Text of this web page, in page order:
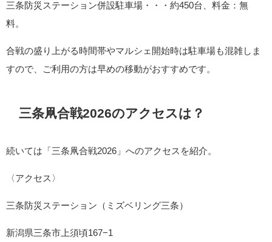
三条防災ステーション併設駐車場・・・約450台、料金：無
料。
合戦の盛り上がる時間帯やマルシェ開始時は駐車場も混雑しま
すので、ご利用の方は早めの移動がおすすめです。
三条凧合戦2026のアクセスは？
続いては「三条凧合戦2026」へのアクセスを紹介。
〈アクセス〉
三条防災ステーション（ミズベリング三条）
新潟県三条市上須頃167−1